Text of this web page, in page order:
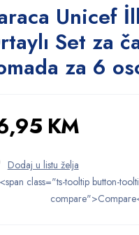
Unicef
Set za
za 6
KM
<span class="ts-tooltip button-